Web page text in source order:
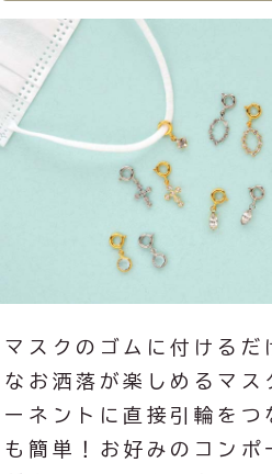
マスクのゴムに付けるだ
なお洒落が楽しめるマス
ーネントに直接引輪をつ
も簡単！お好みのコンポ